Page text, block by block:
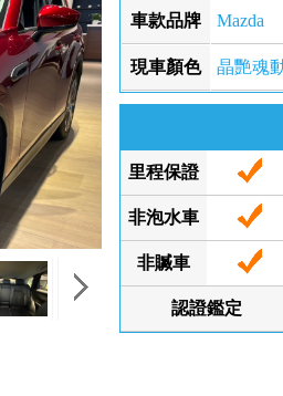
車款品牌 Mazda
現車顏色 晶艷魂
里程保證
非泡水車
非贓車
認證鑑定